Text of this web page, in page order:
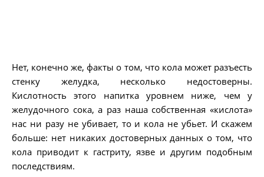
Нет, конечно же, факты о том, что кола может разъесть
стенку желудка, несколько недостоверны.
Кислотность этого напитка уровнем ниже, чем у
желудочного сока, а раз наша собственная «кислота»
нас ни разу не убивает, то и кола не убьет. И скажем
больше: нет никаких достоверных данных о том, что
кола приводит к гастриту, язве и другим подобным
последствиям.